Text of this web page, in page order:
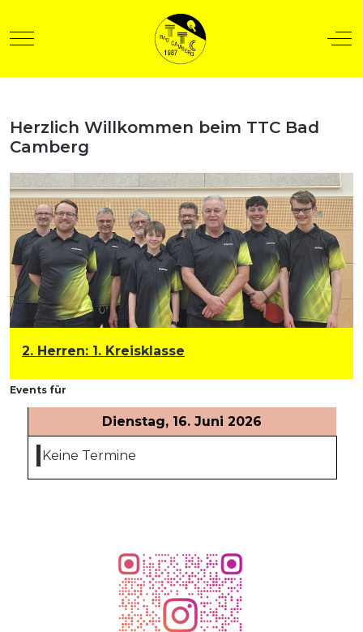
Mobile Menu Toggle
Herzlich Willkommen beim TTC Bad
Camberg
2. Herren: 1. Kreisklasse
Events für
Dienstag, 16. Juni 2026
Keine Termine
anzeigen